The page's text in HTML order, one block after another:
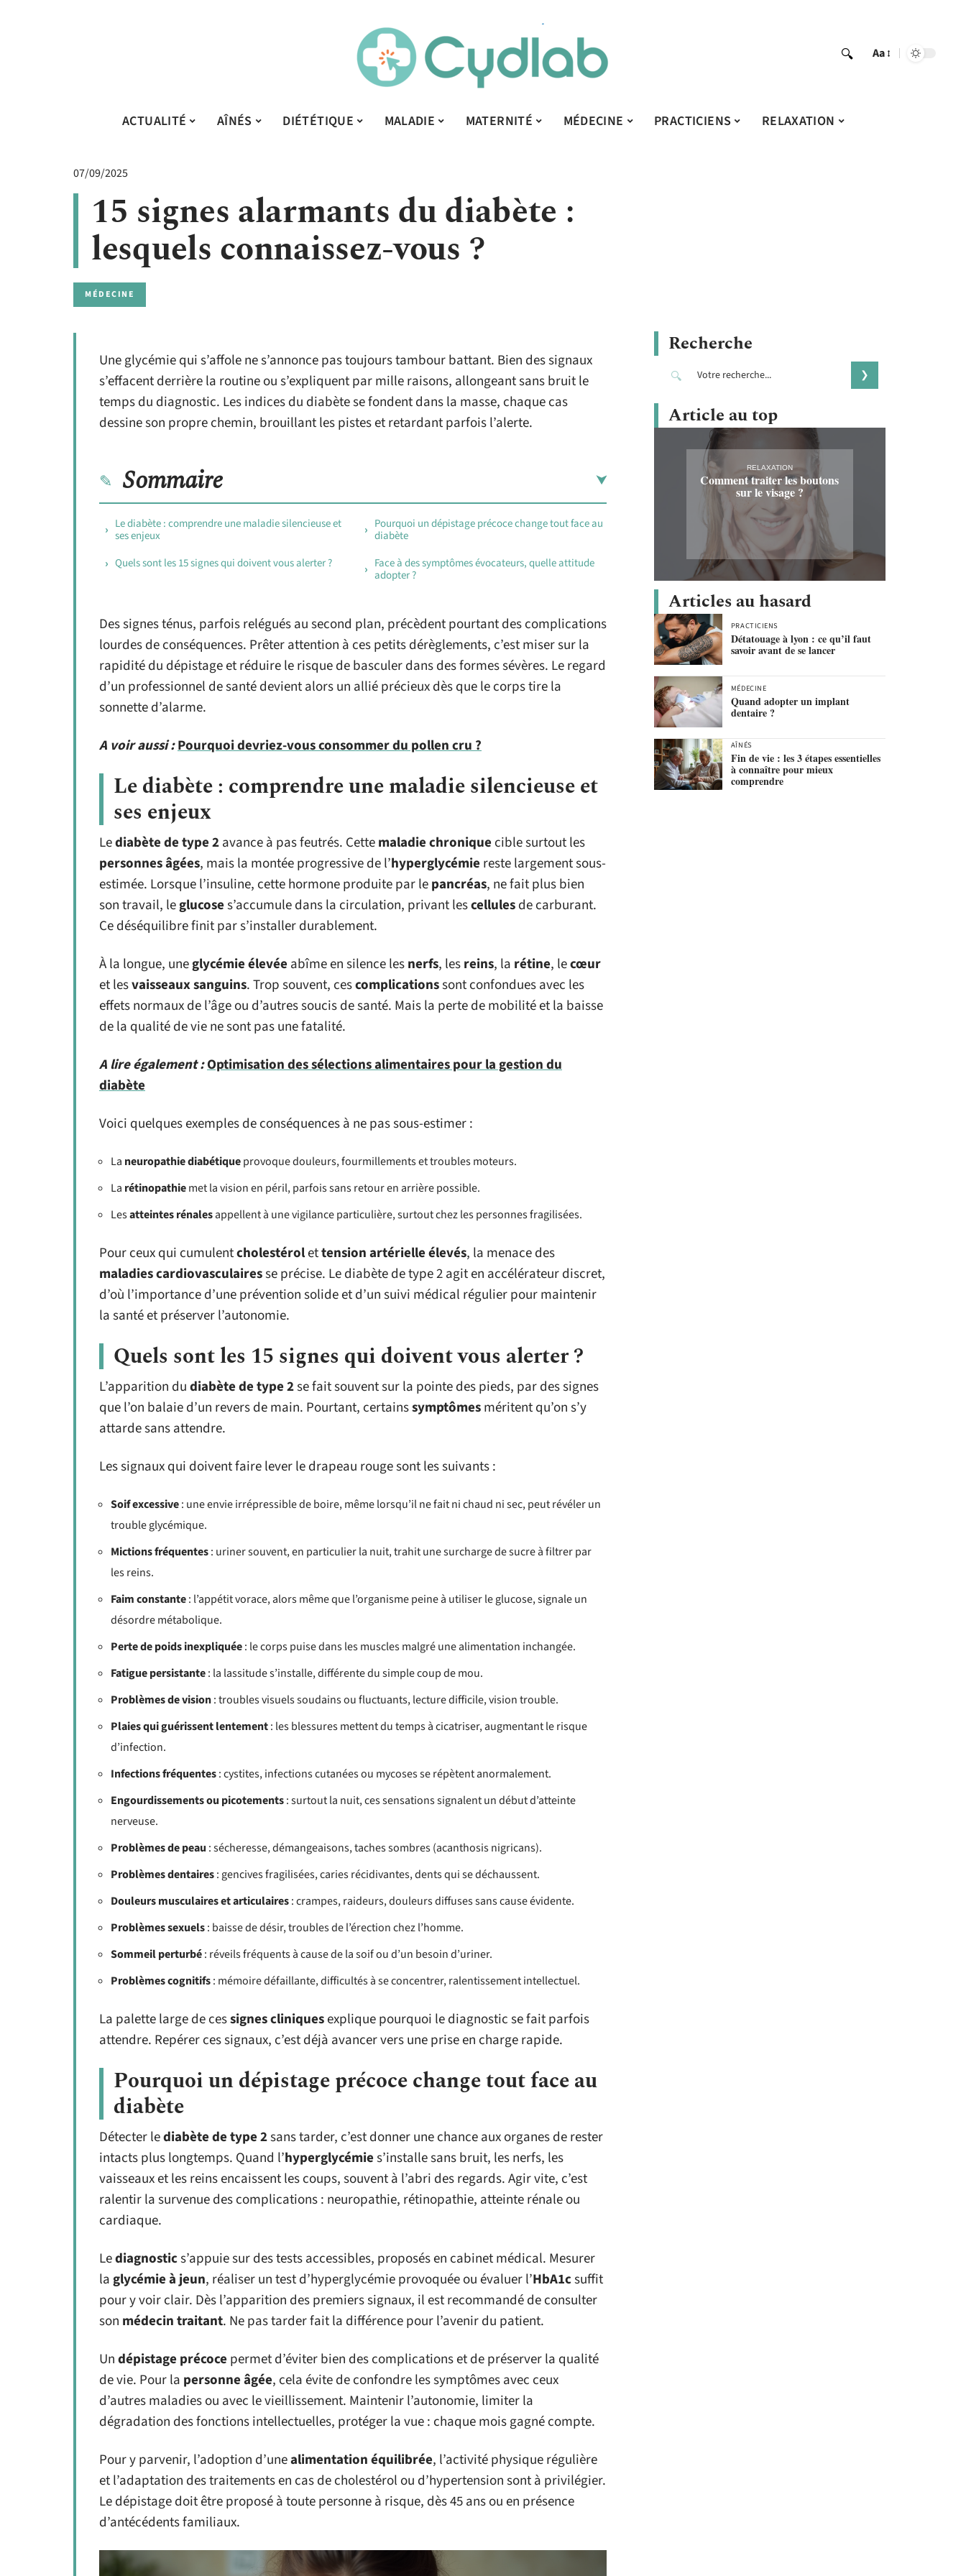
Aa
ACTUALITÉ AÎNÉS DIÉTÉTIQUE MALADIE MATERNITÉ MÉDECINE PRACTICIENS RELAXATION
07/09/2025
15 signes alarmants du diabète :
lesquels connaissez-vous ?
MÉDECINE
Une glycémie qui s’affole ne s’annonce pas toujours tambour battant. Bien des signaux
s’effacent derrière la routine ou s’expliquent par mille raisons, allongeant sans bruit le
temps du diagnostic. Les indices du diabète se fondent dans la masse, chaque cas
dessine son propre chemin, brouillant les pistes et retardant parfois l’alerte.
Sommaire
Le diabète : comprendre une maladie silencieuse et
ses enjeux
Quels sont les 15 signes qui doivent vous alerter ?
Pourquoi un dépistage précoce change tout face au
diabète
Face à des symptômes évocateurs, quelle attitude
adopter ?
Des signes ténus, parfois relégués au second plan, précèdent pourtant des complications
lourdes de conséquences. Prêter attention à ces petits dérèglements, c’est miser sur la
rapidité du dépistage et réduire le risque de basculer dans des formes sévères. Le regard
d’un professionnel de santé devient alors un allié précieux dès que le corps tire la
sonnette d’alarme.
A voir aussi :Pourquoi devriez-vous consommer du pollen cru ?
Le diabète : comprendre une maladie silencieuse et
ses enjeux
Lediabète de type 2avance à pas feutrés. Cettemaladie chronique cible surtout les
personnes âgées, mais la montée progressive de l’hyperglycémie reste largement sous-
estimée. Lorsque l’insuline, cette hormone produite par lepancréas, ne fait plus bien
son travail, leglucoses’accumule dans la circulation, privant lescellulesde carburant.
Ce déséquilibre finit par s’installer durablement.
À la longue, uneglycémie élevée abîme en silence lesnerfs, lesreins, la rétine, lecœur
et lesvaisseaux sanguins. Trop souvent, cescomplicationssont confondues avec les
effets normaux de l’âge ou d’autres soucis de santé. Mais la perte de mobilité et la baisse
de la qualité de vie ne sont pas une fatalité.
A lire également :Optimisation des sélections alimentaires pour la gestion du
diabète
Voici quelques exemples de conséquences à ne pas sous-estimer :
La neuropathie diabétiqueprovoque douleurs, fourmillements et troubles moteurs.
La rétinopathiemet la vision en péril, parfois sans retour en arrière possible.
Lesatteintes rénalesappellent à une vigilance particulière, surtout chez les personnes fragilisées.
Pour ceux qui cumulentcholestérolettension artérielle élevés, la menace des
maladies cardiovasculairesse précise. Le diabète de type 2 agit en accélérateur discret,
d’où l’importance d’une prévention solide et d’un suivi médical régulier pour maintenir
la santé et préserver l’autonomie.
Quels sont les 15 signes qui doivent vous alerter ?
L’apparition dudiabète de type 2se fait souvent sur la pointe des pieds, par des signes
que l’on balaie d’un revers de main. Pourtant, certainssymptômesméritent qu’on s’y
attarde sans attendre.
Les signaux qui doivent faire lever le drapeau rouge sont les suivants :
Soif excessive: une envie irrépressible de boire, même lorsqu’il ne fait ni chaud ni sec, peut révéler un
trouble glycémique.
Mictions fréquentes: uriner souvent, en particulier la nuit, trahit une surcharge de sucre à filtrer par
les reins.
Faim constante: l’appétit vorace, alors même que l’organisme peine à utiliser le glucose, signale un
désordre métabolique.
Perte de poids inexpliquée: le corps puise dans les muscles malgré une alimentation inchangée.
Fatigue persistante: la lassitude s’installe, différente du simple coup de mou.
Problèmes de vision: troubles visuels soudains ou fluctuants, lecture difficile, vision trouble.
Plaies qui guérissent lentement: les blessures mettent du temps à cicatriser, augmentant le risque
d’infection.
Infections fréquentes: cystites, infections cutanées ou mycoses se répètent anormalement.
Engourdissements ou picotements: surtout la nuit, ces sensations signalent un début d’atteinte
nerveuse.
Problèmes de peau : sécheresse, démangeaisons, taches sombres (acanthosis nigricans).
Problèmes dentaires: gencives fragilisées, caries récidivantes, dents qui se déchaussent.
Douleurs musculaires et articulaires: crampes, raideurs, douleurs diffuses sans cause évidente.
Problèmes sexuels: baisse de désir, troubles de l’érection chez l’homme.
Sommeil perturbé: réveils fréquents à cause de la soif ou d’un besoin d’uriner.
Problèmes cognitifs: mémoire défaillante, difficultés à se concentrer, ralentissement intellectuel.
La palette large de cessignes cliniquesexplique pourquoi le diagnostic se fait parfois
attendre. Repérer ces signaux, c’est déjà avancer vers une prise en charge rapide.
Pourquoi un dépistage précoce change tout face au
diabète
Détecter lediabète de type 2sans tarder, c’est donner une chance aux organes de rester
intacts plus longtemps. Quand l’hyperglycémies’installe sans bruit, les nerfs, les
vaisseaux et les reins encaissent les coups, souvent à l’abri des regards. Agir vite, c’est
ralentir la survenue des complications : neuropathie, rétinopathie, atteinte rénale ou
cardiaque.
Lediagnostics’appuie sur des tests accessibles, proposés en cabinet médical. Mesurer
laglycémie à jeun, réaliser un test d’hyperglycémie provoquée ou évaluer l’HbA1csuffit
pour y voir clair. Dès l’apparition des premiers signaux, il est recommandé de consulter
son médecin traitant. Ne pas tarder fait la différence pour l’avenir du patient.
Undépistage précoce permet d’éviter bien des complications et de préserver la qualité
de vie. Pour la personne âgée, cela évite de confondre les symptômes avec ceux
d’autres maladies ou avec le vieillissement. Maintenir l’autonomie, limiter la
dégradation des fonctions intellectuelles, protéger la vue : chaque mois gagné compte.
Pour y parvenir, l’adoption d’unealimentation équilibrée, l’activité physique régulière
et l’adaptation des traitements en cas de cholestérol ou d’hypertension sont à privilégier.
Le dépistage doit être proposé à toute personne à risque, dès 45 ans ou en présence
d’antécédents familiaux.
Recherche
Article au top
RELAXATION
Comment traiter les boutons
sur le visage ?
Articles au hasard
PRACTICIENS
Détatouage à lyon : ce qu’il faut
savoir avant de se lancer
MÉDECINE
Quand adopter un implant
dentaire ?
AÎNÉS
Fin de vie : les 3 étapes essentielles
à connaître pour mieux
comprendre